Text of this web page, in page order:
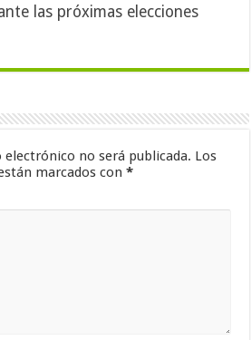
las próximas elecciones
electrónico no será publicada. Los
marcados con*